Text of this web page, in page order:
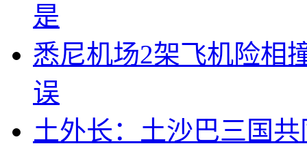
是
悉尼机场2架飞机险相
误
土外长：土沙巴三国